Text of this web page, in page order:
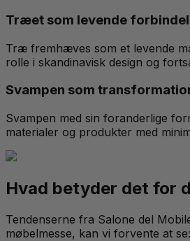
Træet som levende
Træ fremhæves som et levende
rolle i skandinavisk design og
Svampen som
Svampen med sin foranderlige
materialer og produkter med
Hvad betyder det for
Tendenserne fra Salone del
møbelmesse, kan vi forvente at se: